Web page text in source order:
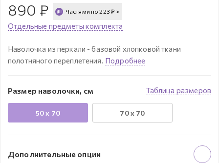
890 ₽ Частями по223 ₽ >
Отдельные предметы комплекта
Наволочка из перкали - базовой хлопковой ткани
полотняного переплетения. Подробнее
Таблица размеров
Размер наволочки, см
50 х 70 70 х 70
Дополнительные опции